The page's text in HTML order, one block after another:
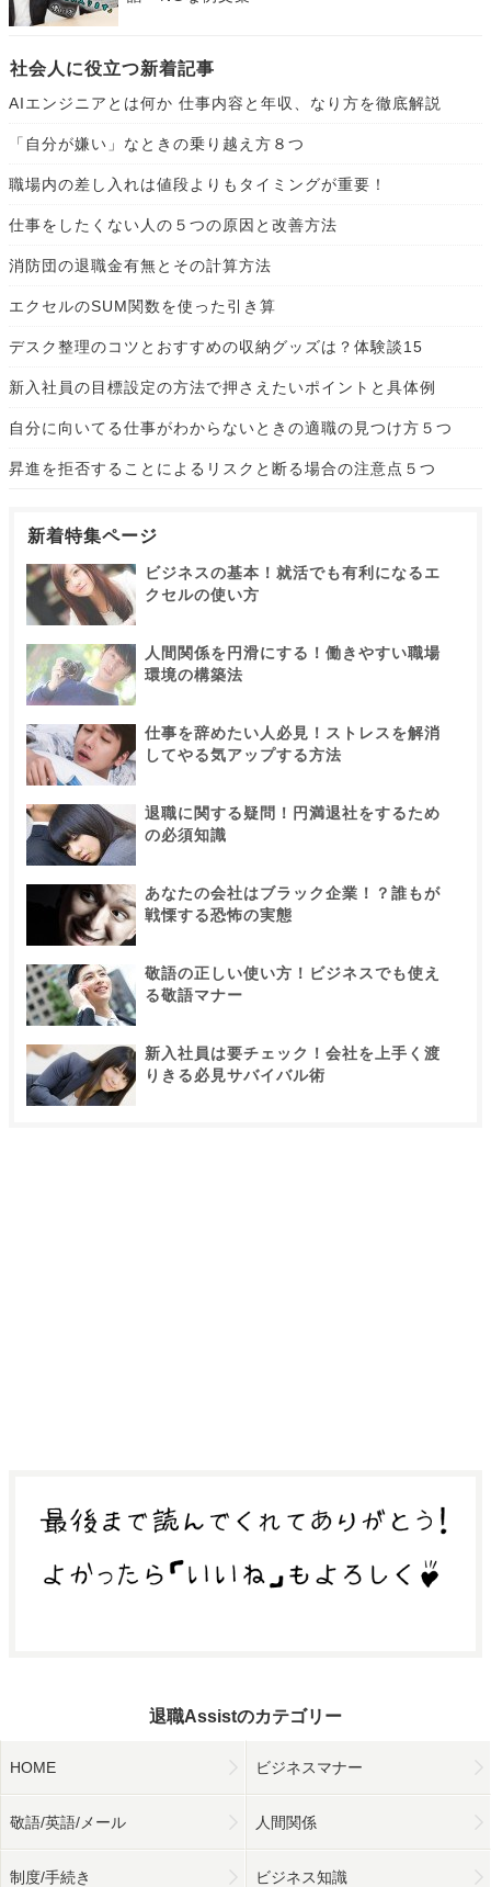
社会人に役立つ新着記事
AIエンジニアとは何か 仕事内容と年収、なり方を徹底解説
「自分が嫌い」なときの乗り越え方８つ
職場内の差し入れは値段よりもタイミングが重要！
仕事をしたくない人の５つの原因と改善方法
消防団の退職金有無とその計算方法
エクセルのSUM関数を使った引き算
デスク整理のコツとおすすめの収納グッズは？体験談15
新入社員の目標設定の方法で押さえたいポイントと具体例
自分に向いてる仕事がわからないときの適職の見つけ方５つ
昇進を拒否することによるリスクと断る場合の注意点５つ
新着特集ページ
ビジネスの基本！就活でも有利になるエ
クセルの使い方
人間関係を円滑にする！働きやすい職場
環境の構築法
仕事を辞めたい人必見！ストレスを解消
してやる気アップする方法
退職に関する疑問！円満退社をするため
の必須知識
あなたの会社はブラック企業！？誰もが
戦慄する恐怖の実態
敬語の正しい使い方！ビジネスでも使え
る敬語マナー
新入社員は要チェック！会社を上手く渡
りきる必見サバイバル術
退職Assistのカテゴリー
HOME ビジネスマナー
敬語/英語/メール 人間関係
制度/手続き ビジネス知識